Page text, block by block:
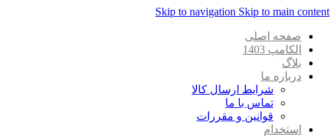
Skip to navigation Skip to main content
صفحه اصلی
الکامپ 1403
بلاگ
درباره ما
شرایط ارسال کالا
تماس با ما
قوانین و مقررات
استخدام